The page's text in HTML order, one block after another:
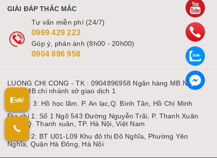
GIẢI ĐÁP THẮC MẮC
Tư vấn miễn phí (24/7)
0969 429 223
Góp ý, phản ánh (8h00 - 20h00)
0904 896 958
LUONG CHI CONG - TK : 0904896958 Ngân hàng MB Ngân
hàng MB chi nhánh sở giao dịch 1
Địa chỉ: 3: Hồ học lãm. P. An lạc,Q. Bình Tân, Hồ Chí Minh
Địa chỉ 1: Số 1 Ngõ 543 Đường Nguyễn Trãi, P. Thanh Xuân
Nam, Q. Thanh xuân, TP. Hà Nội, Việt Nam
Địa chỉ 2: BT U01-L09 Khu đô thị Đô Nghĩa, Phường Yên
Nghĩa, Quận Hà Đông, Hà Nội